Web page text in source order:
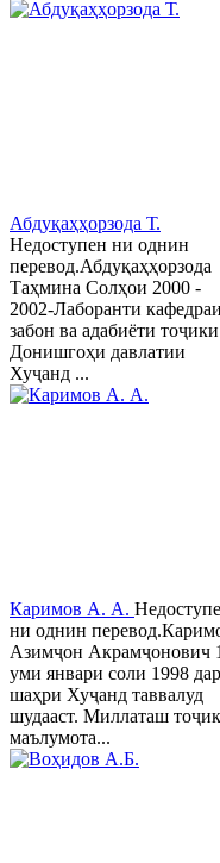
Абдуқаҳҳорзода Т.
Недоступен ни однин
перевод.Абдуқаҳҳорзода
Таҳмина Солҳои 2000 -
2002-Лаборанти кафедраи
забон ва адабиёти тоҷики
Донишгоҳи давлатии
Хуҷанд ...
Каримов А. А.
ни однин
Азимҷон Акрамҷонович
уми январи соли 1998 дар
шаҳри Хуҷанд таввалуд
шудааст. Миллаташ
маълумота...